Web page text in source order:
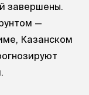
завершены.
—
Казанском